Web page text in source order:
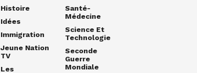
Histoire
Idées
Immigration
Jeune Nation
TV
Les
Santé-
Médecine
Science Et
Technologie
Seconde
Guerre
Mondiale